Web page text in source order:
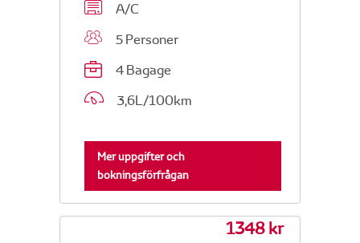
A/C
5 Personer
4 Bagage
3,6L/100km
Mer uppgifter och
bokningsförfrågan
1348 kr